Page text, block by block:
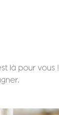
là pour vous !